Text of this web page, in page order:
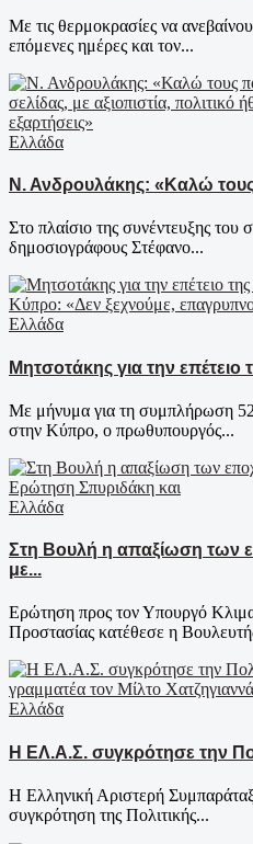
Με τις θερμοκρασίες να
επόμενες ημέρες και τον...
Ελλάδα
Ν. Ανδρουλάκης: «Καλώ τους
Στο πλαίσιο της συνέντευξης του
δημοσιογράφους Στέφανο...
Ελλάδα
Μητσοτάκης για την επέτειο
Με μήνυμα για τη συμπλήρωση
στην Κύπρο, ο πρωθυπουργός...
Ελλάδα
Στη Βουλή η απαξίωση των
με...
Ερώτηση προς τον Υπουργό
Προστασίας κατέθεσε η
Ελλάδα
Η ΕΛ.Α.Σ. συγκρότησε την
Η Ελληνική Αριστερή
συγκρότηση της Πολιτικής...